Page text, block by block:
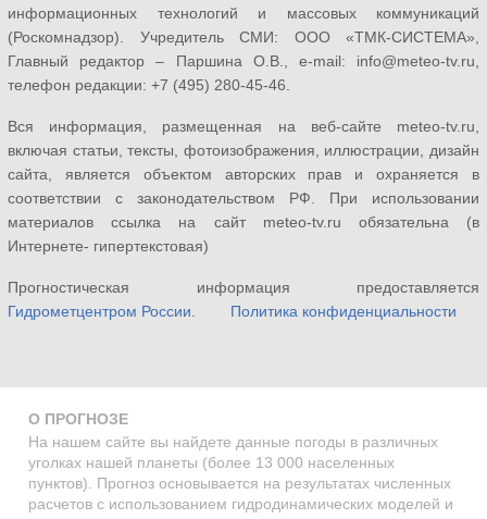
информационных технологий и массовых коммуникаций
(Роскомнадзор). Учредитель СМИ: ООО «ТМК-СИСТЕМА»,
Главный редактор – Паршина О.В., e-mail: info@meteo-tv.ru,
телефон редакции: +7 (495) 280-45-46.
Вся информация, размещенная на веб-сайте meteo-tv.ru,
включая статьи, тексты, фотоизображения, иллюстрации, дизайн
сайта, является объектом авторских прав и охраняется в
соответствии с законодательством РФ. При использовании
материалов ссылка на сайт meteo-tv.ru обязательна (в
Интернете- гипертекстовая)
Прогностическая информация предоставляется
Гидрометцентром России. Политика конфиденциальности
О ПРОГНОЗЕ
На нашем сайте вы найдете данные погоды в различных
уголках нашей планеты (более 13 000 населенных
пунктов). Прогноз основывается на результатах численных
расчетов с использованием гидродинамических моделей и